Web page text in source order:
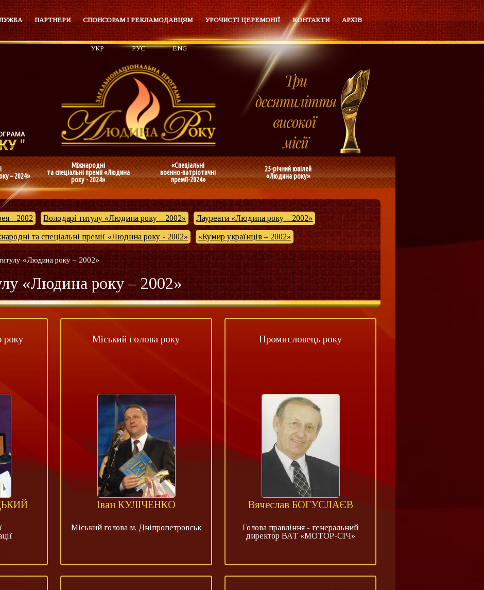
ПАРТНЕРИ СПОНСОРАМ І РЕКЛАМОДАВЦЯМ УРОЧИСТІ ЦЕРЕМОНІЇ КОНТАКТИ АРХІВ
УКР РУС ENG
– 2024»
Міжнародні
та спеціальні премії «Людина
року - 2024»
«Спеціальні
воєнно-патріотичні
премії-2024»
25-річний ювілей
«Людина року»
- 2002 Володарі титулу «Людина року – 2002» Лауреати «Людина року – 2002»
та спеціальні премії «Людина року - 2002» «Кумир українців – 2002»
«Людина року – 2002»
«Людина року – 2002»
року Міський голова року
Іван КУЛІЧЕНКО
Міський голова м. Дніпропетровськ
Промисловець року
Вячеслав БОГУСЛАЄВ
Голова правління - генеральний
директор ВАТ «МОТОР-СІЧ»